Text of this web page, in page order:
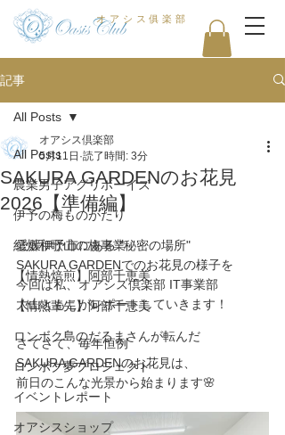
オアシス俱楽部
記事
All Posts
農業男子アグリボーイズ
伊予の梅ものがたり
紀州和歌山の梅事業
【情熱焙煎】阿部千恵美
【情熱輩先】阿部千恵美
ロンボク島のだるまさんが転んだ
ロンボク夢プロジェクト
イベントレポート
オアシスショップ
All Posts
SAKURA GARDENのお花見
2026【準備編】
オアシス倶楽部
5月11日 読了時間: 3分
愛媛伊予市にある "秘密の場所"
SAKURA GARDENでのお花見の様子を
今回は私、オアシス倶楽部 IT事業部
大山ともこがレポートしていきます！
さてさて、毎年恒例
SAKURA GARDENのお花見は、
前日のこんな光景から始まります🌸